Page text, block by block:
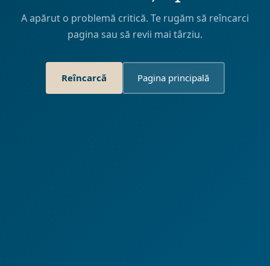
A apărut o problemă critică. Te rugăm să reîncarci
pagina sau să revii mai târziu.
Reîncarcă Pagina principală